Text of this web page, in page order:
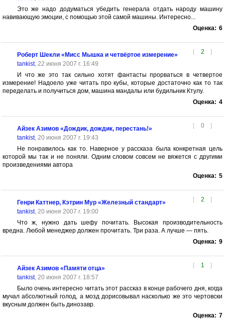
Это же надо додуматься убедить генерала отдать народу машину
навивающую эмоции, с помощью этой самой машины. Интересно...
Оценка: 6
[ 2 ]
Роберт Шекли «Мисс Мышка и четвёртое измерение»
tankist, 22 июня 2007 г. 16:49
И что же это так сильно хотят фантасты прорваться в четвертое
измерение! Надоело уже читать про кубы, которые достаточно как то так
переделать и получиться дом, машина мандалы или будильник Ктулу.
Оценка: 4
[ 0 ]
Айзек Азимов «Дождик, дождик, перестань!»
tankist, 20 июня 2007 г. 19:43
Не понравилось как то. Наверное у рассказа была конкретная цель
которой мы так и не поняли. Одним словом совсем не вяжется с другими
произведениями автора
Оценка: 5
[ 2 ]
Генри Каттнер, Кэтрин Мур «Железный стандарт»
tankist, 20 июня 2007 г. 19:00
Что ж, нужно дать шефу почитать. Высокая производительность
вредна. Любой менеджер должен прочитать. Три раза. А лучше — пять.
Оценка: 9
[ 1 ]
Айзек Азимов «Памяти отца»
tankist, 20 июня 2007 г. 18:57
Было очень интересно читать этот рассказ в конце рабочего дня, когда
мучал абсолютный голод, а мозд дорисовывал насколько же это чертовски
вкусным должен быть динозавр.
Оценка: 7